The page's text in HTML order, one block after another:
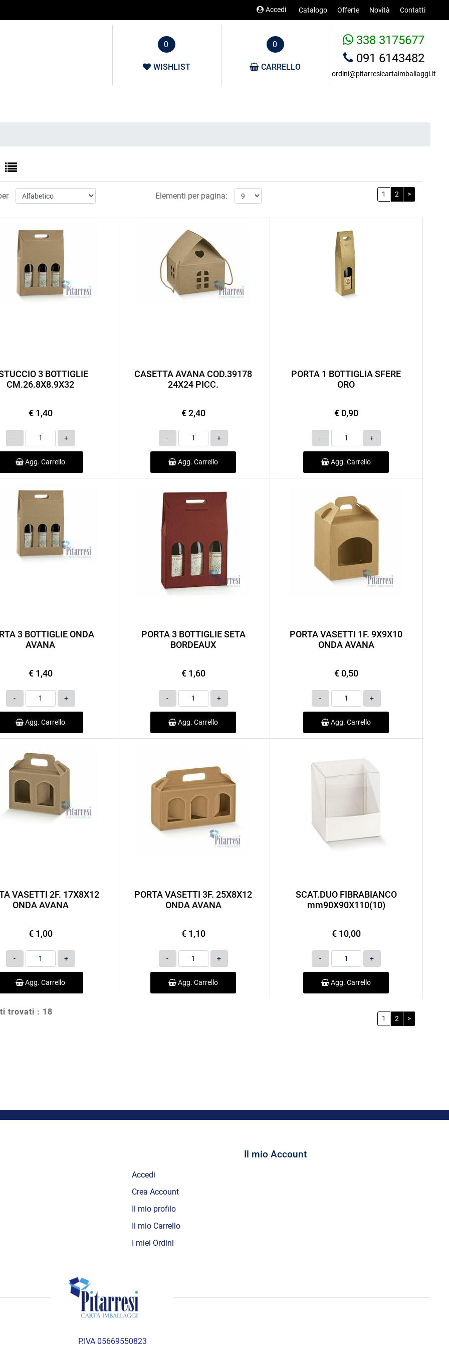
Accedi Catalogo Offerte Novità Contatti
0
WISHLIST
0
CARRELLO
338 3175677
091 6143482
ordini@pitarresicartaimballaggi.it
Elementi per pagina: 1 2 >
3 BOTTIGLIE
CM.26.8X8.9X32
€ 1,40
Quantità
Agg. Carrello
CASETTA AVANA COD.39178
24X24 PICC.
€ 2,40
Quantità
Agg. Carrello
PORTA 1 BOTTIGLIA SFERE
ORO
€ 0,90
Quantità
Agg. Carrello
3 BOTTIGLIE ONDA
AVANA
€ 1,40
Quantità
Agg. Carrello
PORTA 3 BOTTIGLIE SETA
BORDEAUX
€ 1,60
Quantità
Agg. Carrello
PORTA VASETTI 1F. 9X9X10
ONDA AVANA
€ 0,50
Quantità
Agg. Carrello
VASETTI 2F. 17X8X12
ONDA AVANA
€ 1,00
Quantità
Agg. Carrello
PORTA VASETTI 3F. 25X8X12
ONDA AVANA
€ 1,10
Quantità
Agg. Carrello
SCAT.DUO FIBRABIANCO
mm90X90X110(10)
€ 10,00
Quantità
Agg. Carrello
trovati : 18
1 2 >
Il mio Account
Accedi
Crea Account
Il mio profilo
Il mio Carrello
I miei Ordini
P.IVA 05669550823